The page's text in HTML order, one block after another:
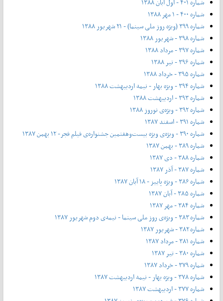
شماره ۴۰۰ - ۱ مهر ۱۳۸۸
شماره ۳۹۹ (ویژه روز ملی سینما) - ۲۱ شهریور ۱۳۸۸
شماره ۳۹۸ - شهریور ۱۳۸۸
شماره ۳۹۷ - مرداد ۱۳۸۸
شماره ۳۹۶ - تیر ۱۳۸۸
شماره ۳۹۵ - خرداد ۱۳۸۸
شماره ۳۹۴ - ویژه بهار - نیمه‌ اردیبهشت ۱۳۸۸
شماره ۳۹۳ - اردیبهشت ۱۳۸۸
شماره ۳۹۲ - ویژه‌ی نوروز ۱۳۸۸
شماره ۳۹۱ - اسفند ۱۳۸۷
شماره ۳۹۰ - ویژه‌ی ویژه بیست‌و‌هفتمین جشنواره‌ی فیلم فجر- ۱۲ بهمن ۱۳۸۷
شماره ۳۸۹ - بهمن ۱۳۸۷
شماره ۳۸۸ - دی ۱۳۸۷
شماره ۳۸۷ - آذر ۱۳۸۷
شماره ۳۸۶ - ویژه پاییز - ۱۸ آبان ۱۳۸۷
شماره ۳۸۵ - آبان ۱۳۸۷
شماره ۳۸۴ - مهر ۱۳۸۷
شماره ۳۸۳ - ویژه‌ی روز ملی سینما - نیمه‌ی دوم شهریور ۱۳۸۷
شماره ۳۸۲ - شهریور ۱۳۸۷
شماره ۳۸۱ - مرداد ۱۳۸۷
شماره ۳۸۰ - تیر ۱۳۸۷
شماره ۳۷۹ - خرداد ۱۳۸۷
شماره ۳۷۸ - ویژه بهار - نیمه‌ اردیبهشت ۱۳۸۷
شماره ۳۷۷ - اردیبهشت ۱۳۸۷